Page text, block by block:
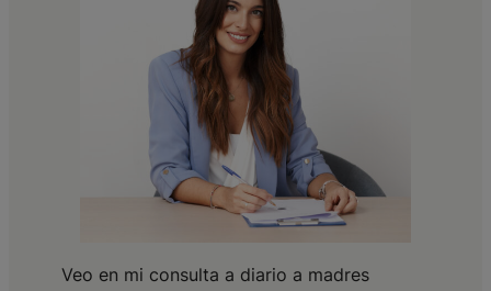
Veo en mi consulta a diario a madres